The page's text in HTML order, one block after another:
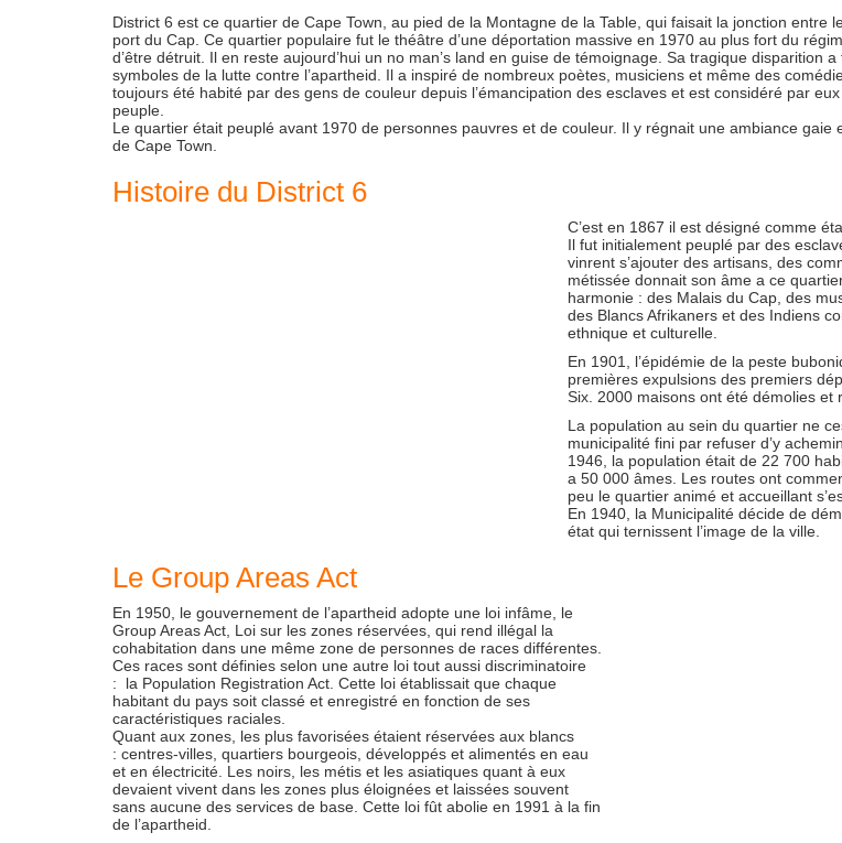
District 6 est ce quartier de Cape Town, au pied de la Montagne de la Table, qui faisait la jonction entre
port du Cap. Ce quartier populaire fut le théâtre d’une déportation massive en 1970 au plus fort du
d’être détruit. Il en reste aujourd’hui un no man’s land en guise de témoignage. Sa tragique disparition
symboles de la lutte contre l’apartheid. Il a inspiré de nombreux poètes, musiciens et même des
toujours été habité par des gens de couleur depuis l’émancipation des esclaves et est considéré par
peuple.
Le quartier était peuplé avant 1970 de personnes pauvres et de couleur. Il y régnait une ambiance gaie
de Cape Town.
Histoire du District 6
C’est en 1867 il est désigné comme
Il fut initialement peuplé par des
vinrent s’ajouter des artisans, des
métissée donnait son âme a ce
harmonie : des Malais du Cap, des
des Blancs Afrikaners et des Indiens
ethnique et culturelle.
En 1901, l’épidémie de la peste
premières expulsions des premiers
Six. 2000 maisons ont été démolies et
La population au sein du quartier ne
municipalité fini par refuser d’y
1946, la population était de 22 700
a 50 000 âmes. Les routes ont
peu le quartier animé et accueillant
En 1940, la Municipalité décide de
état qui ternissent l’image de la ville.
Le Group Areas Act
En 1950, le gouvernement de l’apartheid adopte une loi infâme, le
Group Areas Act, Loi sur les zones réservées, qui rend illégal la
cohabitation dans une même zone de personnes de races différentes.
Ces races sont définies selon une autre loi tout aussi discriminatoire
: la Population Registration Act. Cette loi établissait que chaque
habitant du pays soit classé et enregistré en fonction de ses
caractéristiques raciales.
Quant aux zones, les plus favorisées étaient réservées aux blancs
: centres-villes, quartiers bourgeois, développés et alimentés en eau
et en électricité. Les noirs, les métis et les asiatiques quant à eux
devaient vivent dans les zones plus éloignées et laissées souvent
sans aucune des services de base. Cette loi fût abolie en 1991 à la fin
de l’apartheid.